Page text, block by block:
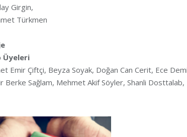
Girgin,
Türkmen
Üyeleri
Emir Çiftçi, Beyza Soyak, Doğan Can Cerit, Ece
Berke Sağlam, Mehmet Akif Söyler, Shanli Dosttalab,